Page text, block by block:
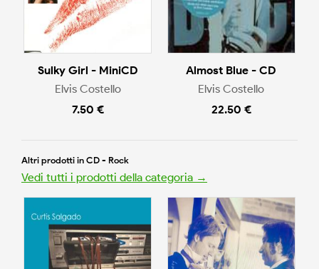
Sulky Girl - MiniCD
Elvis Costello
7.50 €
Almost Blue - CD
Elvis Costello
22.50 €
Altri prodotti in CD - Rock
Vedi tutti i prodotti della categoria →